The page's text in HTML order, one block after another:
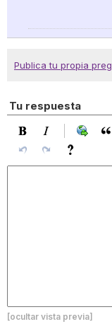
Publica tu propia
Tu respuesta
[ocultar vista previa]